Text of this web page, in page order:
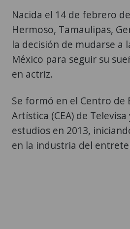
Nacida el 14 de febrero
Hermoso, Tamaulipas,
la decisión de mudarse a
México para seguir su
en actriz.
Se formó en el Centro de
Artística (CEA) de
estudios en 2013,
en la industria del